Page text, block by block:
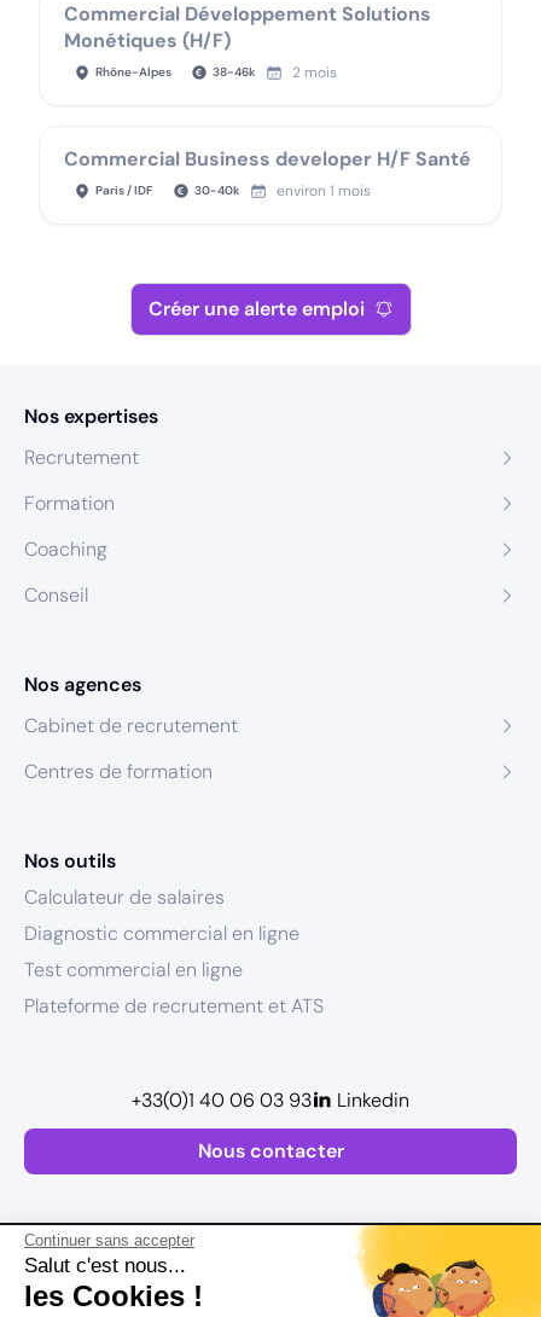
Continuer sans accepter
Salut c'est nous...
les Cookies !
Commercial Développement Solutions
Monétiques (H/F)
Rhône-Alpes 38-46k 2 mois
Commercial Business developer H/F Santé
Paris / IDF 30-40k environ 1 mois
Créer une alerte emploi
Nos expertises
Recrutement
Formation
Coaching
Conseil
Nos agences
Cabinet de recrutement
Centres de formation
Nos outils
Calculateur de salaires
Diagnostic commercial en ligne
Test commercial en ligne
Plateforme de recrutement et ATS
Nous contacter
+33(0)1 40 06 03 93 Linkedin